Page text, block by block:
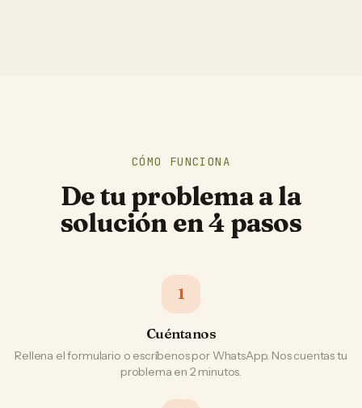
CÓMO FUNCIONA
De tu problema a la
solución en 4 pasos
1
Cuéntanos
Rellena el formulario o escríbenos por WhatsApp. Nos cuentas tu
problema en 2 minutos.